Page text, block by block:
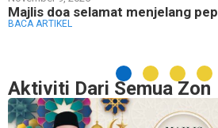
Majlis doa selamat menjelang
BACA ARTIKEL
Aktiviti Dari Semua Zon